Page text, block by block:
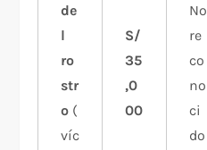
de
l
ro
str
o (
víc
S/
35
,0
00
No
re
co
no
ci
do